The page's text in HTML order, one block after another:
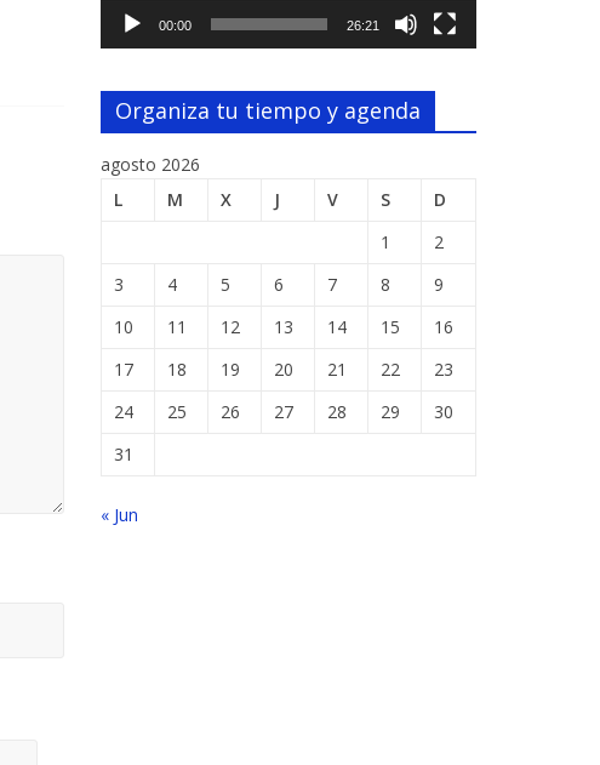
00:00 26:21
Organiza tu tiempo y agenda
agosto 2026
L
M X J V S
D
1
2
3
4 5 6 7 8
9
10
11 12 13 14 15
16
17
18 19 20 21 22
23
24
25 26 27 28 29
30
31
« Jun